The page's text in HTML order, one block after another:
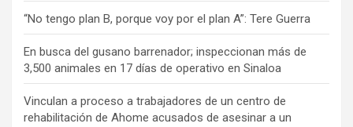
“No tengo plan B, porque voy por el plan A”: Tere Guerra
En busca del gusano barrenador; inspeccionan más de
3,500 animales en 17 días de operativo en Sinaloa
Vinculan a proceso a trabajadores de un centro de
rehabilitación de Ahome acusados de asesinar a un